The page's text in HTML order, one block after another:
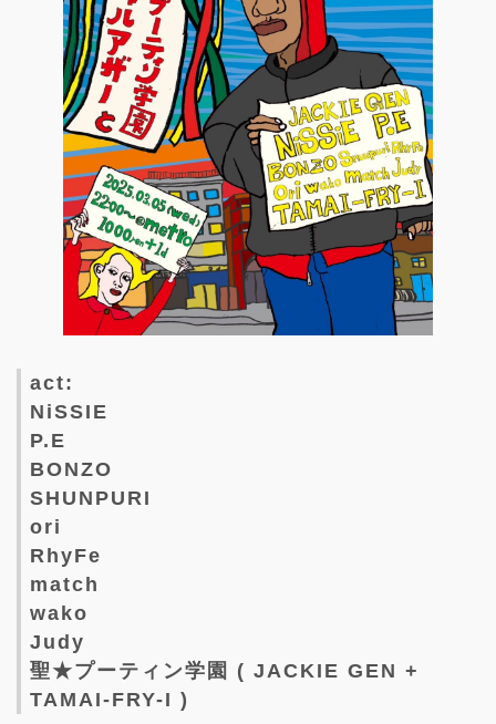
act:
NiSSIE
P.E
BONZO
SHUNPURI
ori
RhyFe
match
wako
Judy
聖★プーティン学園 ( JACKIE GEN +
TAMAI-FRY-I )